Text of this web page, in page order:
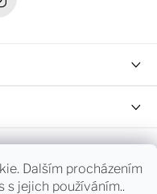
Dalším procházením
jejich používáním..